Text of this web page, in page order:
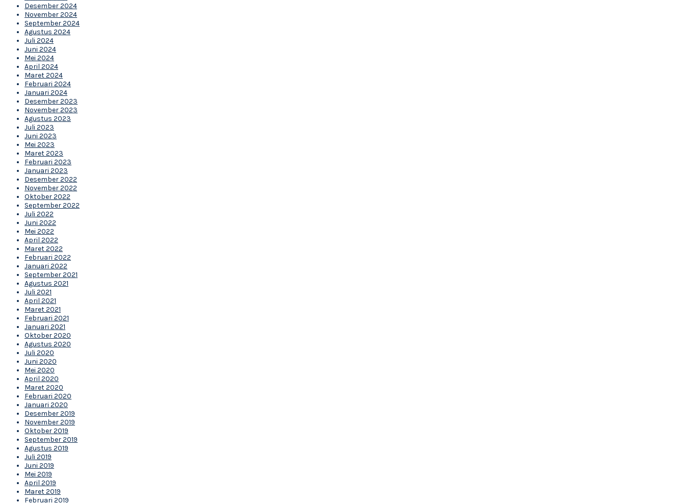
Desember 2024
November 2024
September 2024
Agustus 2024
Juli 2024
Juni 2024
Mei 2024
April 2024
Maret 2024
Februari 2024
Januari 2024
Desember 2023
November 2023
Agustus 2023
Juli 2023
Juni 2023
Mei 2023
Maret 2023
Februari 2023
Januari 2023
Desember 2022
November 2022
Oktober 2022
September 2022
Juli 2022
Juni 2022
Mei 2022
April 2022
Maret 2022
Februari 2022
Januari 2022
September 2021
Agustus 2021
Juli 2021
April 2021
Maret 2021
Februari 2021
Januari 2021
Oktober 2020
Agustus 2020
Juli 2020
Juni 2020
Mei 2020
April 2020
Maret 2020
Februari 2020
Januari 2020
Desember 2019
November 2019
Oktober 2019
September 2019
Agustus 2019
Juli 2019
Juni 2019
Mei 2019
April 2019
Maret 2019
Februari 2019